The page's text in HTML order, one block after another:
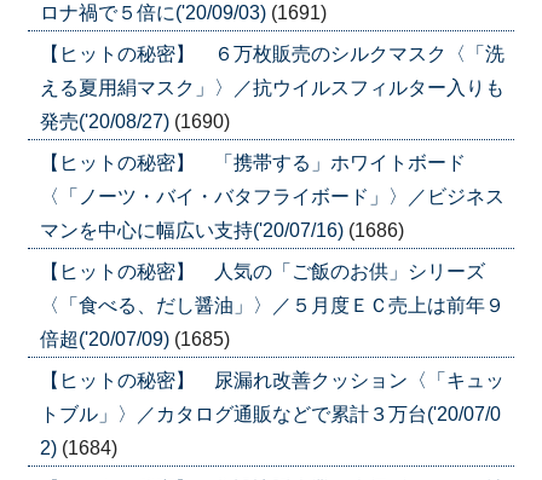
ロナ禍で５倍に('20/09/03) (1691)
【ヒットの秘密】 ６万枚販売のシルクマスク〈「洗
える夏用絹マスク」〉／抗ウイルスフィルター入りも
発売('20/08/27) (1690)
【ヒットの秘密】 「携帯する」ホワイトボード
〈「ノーツ・バイ・バタフライボード」〉／ビジネス
マンを中心に幅広い支持('20/07/16) (1686)
【ヒットの秘密】 人気の「ご飯のお供」シリーズ
〈「食べる、だし醤油」〉／５月度ＥＣ売上は前年９
倍超('20/07/09) (1685)
【ヒットの秘密】 尿漏れ改善クッション〈「キュッ
トブル」〉／カタログ通販などで累計３万台('20/07/0
2) (1684)